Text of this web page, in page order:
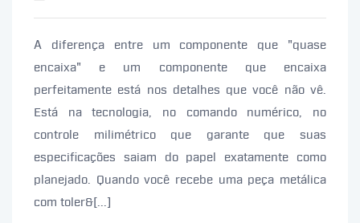
A diferença entre um componente que "quase
encaixa" e um componente que encaixa
perfeitamente está nos detalhes que você não vê.
Está na tecnologia, no comando numérico, no
controle milimétrico que garante que suas
especificações saiam do papel exatamente como
planejado. Quando você recebe uma peça metálica
com toler&[...]